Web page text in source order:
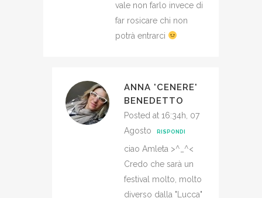
vale non farlo invece di
far rosicare chi non
potrà entrarci
ANNA 'CENERE'
BENEDETTO
Posted at 16:34h, 07
Agosto
RISPONDI
ciao Amleta >^_^<
Credo che sarà un
festival molto, molto
diverso dalla "Lucca"